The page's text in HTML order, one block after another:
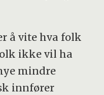
å vite hva folk
ikke vil ha
mindre
innfører